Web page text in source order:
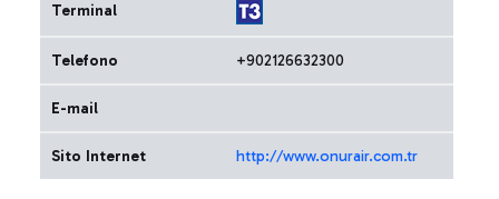
Terminal
Telefono +902126632300
E-mail
Sito Internet http://www.onurair.com.tr